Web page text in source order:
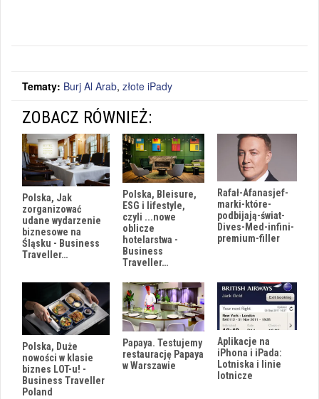
Tematy: Burj Al Arab, złote iPady
ZOBACZ RÓWNIEŻ:
Polska, Jak
zorganizować
udane wydarzenie
biznesowe na
Śląsku - Business
Traveller…
Polska, Bleisure,
ESG i lifestyle,
czyli ...nowe
oblicze
hotelarstwa -
Business
Traveller…
Rafał-Afanasjef-
marki-które-
podbijają-świat-
Dives-Med-infini-
premium-filler
Polska, Duże
nowości w klasie
biznes LOT-u! -
Business Traveller
Poland
Papaya. Testujemy
restaurację Papaya
w Warszawie
Aplikacje na
iPhona i iPada:
Lotniska i linie
lotnicze